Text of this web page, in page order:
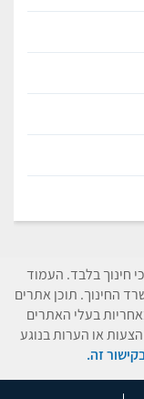
חינוך בלבד. העמוד
החינוך. תוכן אתרים
בעלי האתרים
או הערות בנוגע
זה.